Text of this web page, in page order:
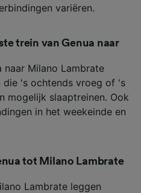
variëren.
trein van Genua naar
naar Milano Lambrate
die 's ochtends vroeg of 's
mogelijk slaaptreinen. Ook
in het weekeinde en
tot Milano Lambrate
Lambrate leggen